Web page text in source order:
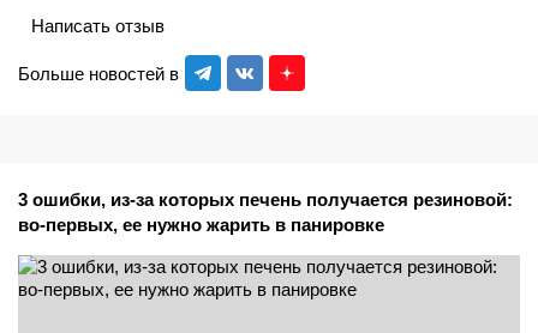
Больше новостей в
Написать отзыв
3 ошибки, из-за которых печень получается резиновой:
во-первых, ее нужно жарить в панировке